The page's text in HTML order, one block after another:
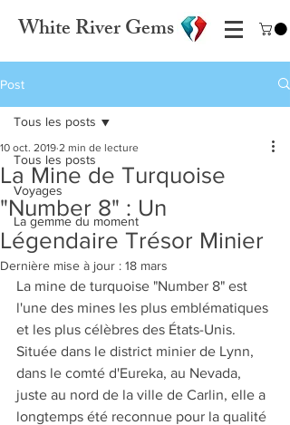
White River Gems
Post
Tous les posts
Voyages
La gemme du moment
Tous les posts
La Mine de Turquoise
"Number 8" : Un
Légendaire Trésor Minier
10 oct. 2019 2 min de lecture
Dernière mise à jour : 18 mars
La mine de turquoise "Number 8" est
l'une des mines les plus emblématiques
et les plus célèbres des États-Unis.
Située dans le district minier de Lynn,
dans le comté d'Eureka, au Nevada,
juste au nord de la ville de Carlin, elle a
longtemps été reconnue pour la qualité